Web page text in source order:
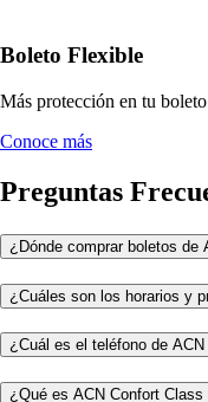
Boleto Flexible
Más protección en tu
Conoce más
Preguntas
¿Dónde comprar boletos de
¿Cuáles son los horarios y
¿Cuál es el teléfono de
¿Qué es ACN Confort